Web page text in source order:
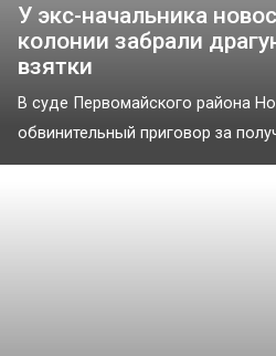
У экс-начальника
колонии забрали
взятки
В суде Первомайского района
обвинительный приговор за